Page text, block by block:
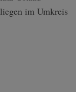
im Umkreis